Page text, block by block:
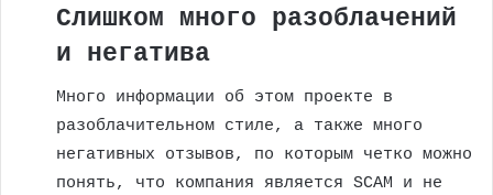
Слишком много разоблачений
и негатива
Много информации об этом проекте в
разоблачительном стиле, а также много
негативных отзывов, по которым четко можно
понять, что компания является SCAM и не